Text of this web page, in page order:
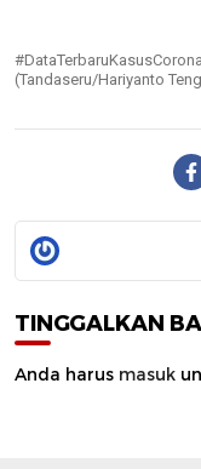
(Tandaseru/Hariyanto
TINGGALKAN
Anda harus masuk